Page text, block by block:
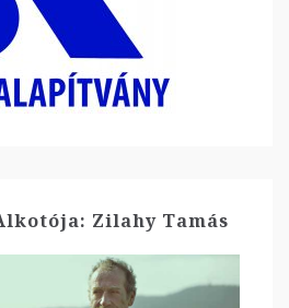
Zilahy Tamás